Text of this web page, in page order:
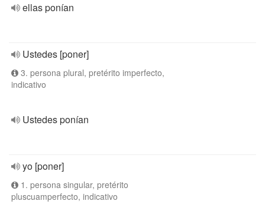
ellas ponían
Ustedes [poner]
3. persona plural, pretérito imperfecto,
indicativo
Ustedes ponían
yo [poner]
1. persona singular, pretérito
pluscuamperfecto, indicativo